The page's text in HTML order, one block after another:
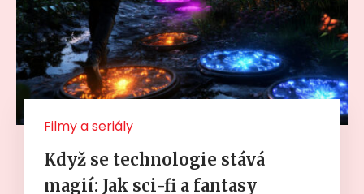
Filmy a seriály
Když se technologie stává
magií: Jak sci-fi a fantasy